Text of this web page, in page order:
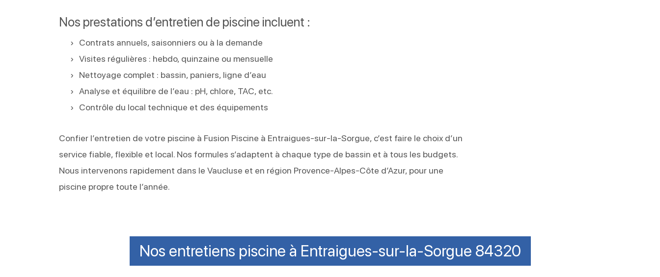
Nos prestations d’entretien de piscine incluent :
Contrats annuels, saisonniers ou à la demande
Visites régulières : hebdo, quinzaine ou mensuelle
Nettoyage complet : bassin, paniers, ligne d’eau
Analyse et équilibre de l’eau : pH, chlore, TAC, etc.
Contrôle du local technique et des équipements
Confier l’entretien de votre piscine à Fusion Piscine à Entraigues-sur-la-Sorgue, c’est faire le choix d’un
service fiable, flexible et local. Nos formules s’adaptent à chaque type de bassin et à tous les budgets.
Nous intervenons rapidement dans le Vaucluse et en région Provence-Alpes-Côte d’Azur, pour une
piscine propre toute l’année.
Nos entretiens piscine à Entraigues-sur-la-Sorgue 84320